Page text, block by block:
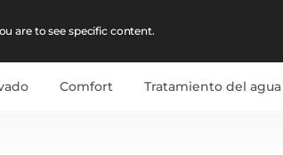
are to see specific content.
Comfort Tratamiento del agua